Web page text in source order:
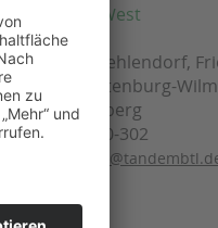
West
Steglitz-Zehlendorf,
Charlottenburg-
Schöneberg
030 443360-302